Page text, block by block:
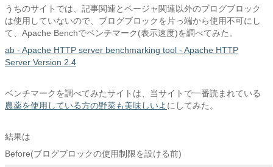
うちのサイトでは、記事関連とページャ関連以外のブログブロック
は使用していないので、ブログブロックを片っ端から使用不可にし
て、Apache Benchでベンチマーク(表示速度)を調べてみた。
ab - Apache HTTP server benchmarking tool - Apache HTTP
Server Version 2.4
ベンチマークを調べてみたサイトは、当サイトで一番読まれている
農薬を使用している方の野菜も美味しいよ にしてみた。
結果は
Before(ブログブロックの使用制限を設ける前)